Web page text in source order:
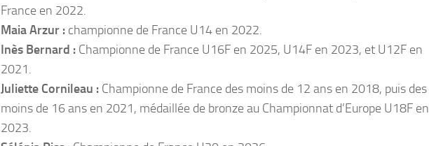
France en 2022.
Maia Arzur : championne de France U14 en 2022.
Inès Bernard : Championne de France U16F en 2025, U14F en 2023, et U12F en
2021.
Juliette Cornileau : Championne de France des moins de 12 ans en 2018, puis des
moins de 16 ans en 2021, médaillée de bronze au Championnat d’Europe U18F en
2023.